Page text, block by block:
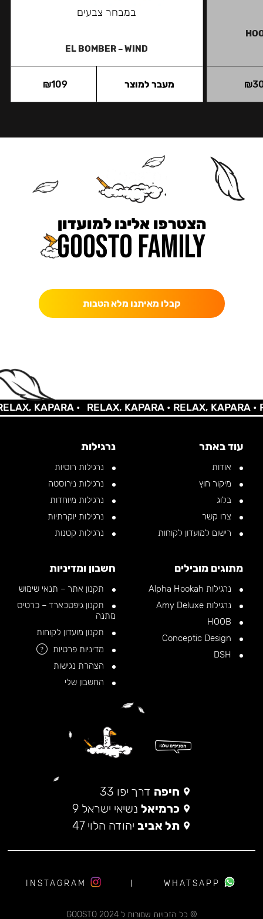
₪
במבחר צבעים
EL BOMBER – WIND
₪109 מעבר למוצר
הצטרפו אלינו למועדון
קבלו מאיתנו מלא הטבות
KAPARA • RELAX, KAPARA •RELAX, KAPARA •
עוד באתר
אודות
מיקור חוץ
בלוג
צרו קשר
רישום למועדון לקוחות
נרגילות
נרגילות רוסיות
נרגילות נירוסטה
נרגילות מיוחדות
נרגילות יוקרתיות
נרגילות קטנות
מתוגים מובילים
נרגילות Alpha Hookah
נרגילות Amy Deluxe
חשבון ומדיניות
תקנון אתר – תנאי שימוש
תקנון גיפטכארד – כרטיס
מתנה
תקנון מועדון לקוחות
מדיניות פרטיות
?
הצהרת נגישות
החשבון שלי
חיפה דרך יפו 33
כרמיאל נשיאי ישראל 9
תל אביב יהודה הלוי 47
© כל הזכויות שמורות ל 2024 GOOSTO
WHATSAPP
INSTAGRAM